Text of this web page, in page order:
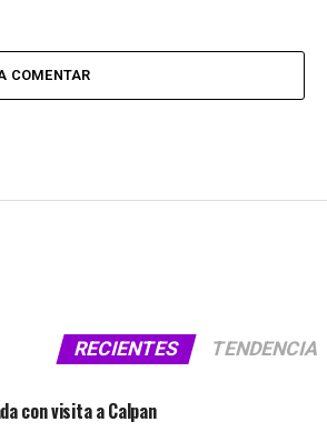
COMENTAR
RECIENTES TENDENCIA
con visita a Calpan